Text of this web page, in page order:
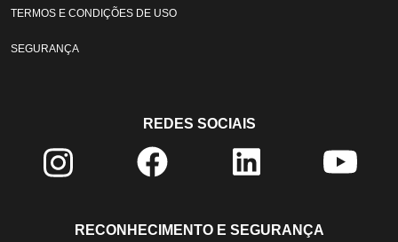
TERMOS E CONDIÇÕES DE USO
SEGURANÇA
REDES SOCIAIS
RECONHECIMENTO E SEGURANÇA